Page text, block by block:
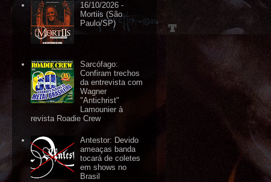
16/10/2026 -
Mortiis (São
Paulo/SP)
Sarcófago:
Confiram trechos
da entrevista com
Wagner
"Antichrist"
Lamounier à
revista Roadie Crew
Antestor: Devido
ameaças banda
tocará de coletes
em shows no
Brasil